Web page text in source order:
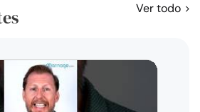
Ver todo